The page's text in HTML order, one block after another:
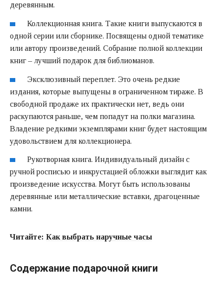
деревянным.
Коллекционная книга. Такие книги выпускаются в
одной серии или сборнике. Посвящены одной тематике
или автору произведений. Собрание полной коллекции
книг – лучший подарок для библиоманов.
Эксклюзивный переплет. Это очень редкие
издания, которые выпущены в ограниченном тираже. В
свободной продаже их практически нет, ведь они
раскупаются раньше, чем попадут на полки магазина.
Владение редкими экземплярами книг будет настоящим
удовольствием для коллекционера.
Рукотворная книга. Индивидуальный дизайн с
ручной росписью и инкрустацией обложки выглядит как
произведение искусства. Могут быть использованы
деревянные или металлические вставки, драгоценные
камни.
Читайте: Как выбрать наручные часы
Содержание подарочной книги